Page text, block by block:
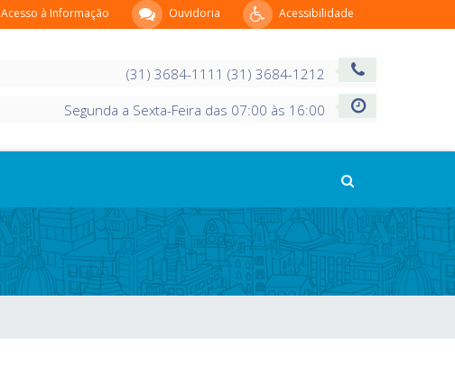
Acessibilidade
Ouvidoria
Acesso à Informação
(31) 3684-1111 (31) 3684-1212
Segunda a Sexta-Feira das 07:00 às 16:00